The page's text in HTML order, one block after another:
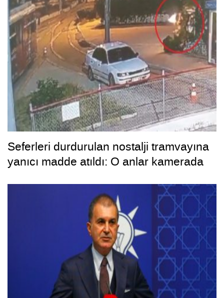
Seferleri durdurulan nostalji tramvayına
yanıcı madde atıldı: O anlar kamerada